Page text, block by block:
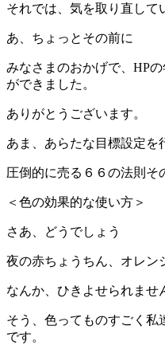
それでは、気を取り直して
あ、ちょっとその前に
みなさまのおかげで、HP
ができました。
ありがとうございます。
あま、あらたな目標設定を
圧倒的に売る６６の法則そ
＜色の効果的な使い方＞
さあ、どうでしょう
夜の赤ちょうちん、オレン
なんか、ひきよせられませ
そう、色ってものすごく私
です。